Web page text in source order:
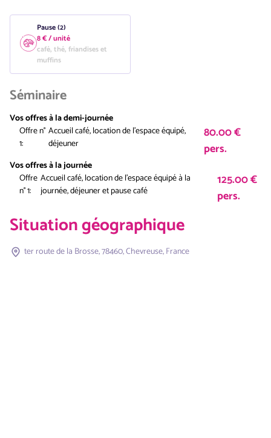
Pause (2)
8 € / unité
café, thé, friandises et
muffins
Séminaire
Vos offres à la demi-journée
Offre n°
1:
Accueil café, location de l'espace équipé,
déjeuner
80.00 €
pers.
Vos offres à la journée
Offre
n° 1:
Accueil café, location de l'espace équipé à la
journée, déjeuner et pause café
125.00 €
pers.
Situation géographique
ter route de la Brosse, 78460, Chevreuse, France